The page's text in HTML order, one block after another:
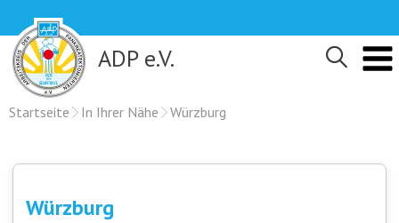
content
ADP e.V.
Startseite In Ihrer Nähe Würzburg
Würzburg